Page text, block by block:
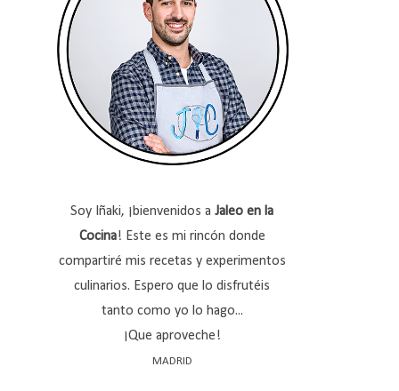
Soy Iñaki, ¡bienvenidos a Jaleo en la
Cocina! Este es mi rincón donde
compartiré mis recetas y experimentos
culinarios. Espero que lo disfrutéis
tanto como yo lo hago...
¡Que aproveche!
MADRID